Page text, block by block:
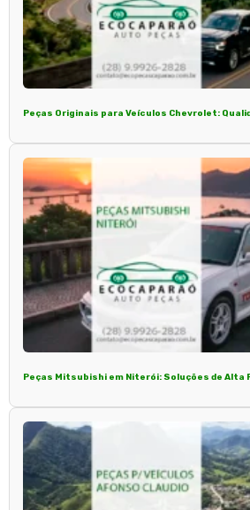
Peças Originais para Veículos Chevrolet:
Peças Mitsubishi em Niterói: Soluções de Alta